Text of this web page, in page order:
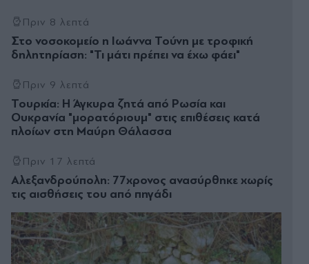
Πριν 8 λεπτά
Στο νοσοκομείο η Ιωάννα Τούνη με τροφική
δηλητηρίαση: "Τι μάτι πρέπει να έχω φάει"
Πριν 9 λεπτά
Τουρκία: Η Άγκυρα ζητά από Ρωσία και
Ουκρανία "μορατόριουμ" στις επιθέσεις κατά
πλοίων στη Μαύρη Θάλασσα
Πριν 17 λεπτά
Αλεξανδρούπολη: 77χρονος ανασύρθηκε χωρίς
τις αισθήσεις του από πηγάδι